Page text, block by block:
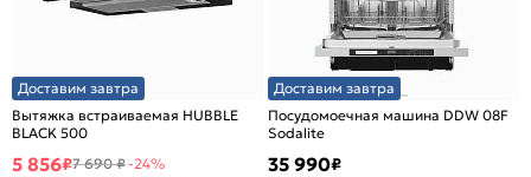
Доставим завтра
Вытяжка встраиваемая HUBBLE
BLACK 500
5 856₽7 690 ₽-24%
Доставим завтра
Посудомоечная машина DDW 08F
Sodalite
35 990₽